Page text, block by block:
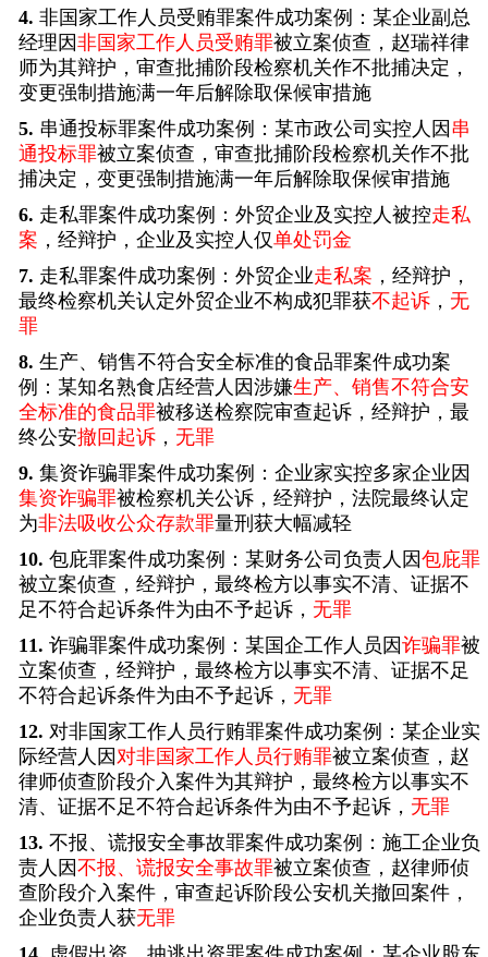
4. 非国家工作人员受贿罪案件成功案例：某企业副总
经理因非国家工作人员受贿罪被立案侦查，赵瑞祥律
师为其辩护，审查批捕阶段检察机关作不批捕决定，
变更强制措施满一年后解除取保候审措施
5. 串通投标罪案件成功案例：某市政公司实控人因 串
通投标罪被立案侦查，审查批捕阶段检察机关作不批
捕决定，变更强制措施满一年后解除取保候审措施
6. 走私罪案件成功案例：外贸企业及实控人被控走私
案 ，经辩护，企业及实控人仅单处罚金
7. 走私罪案件成功案例：外贸企业走私案 ，经辩护，
最终检察机关认定外贸企业不构成犯罪获不起诉 ， 无
罪
8. 生产、销售不符合安全标准的食品罪案件成功案
例：某知名熟食店经营人因涉嫌生产、销售不符合安
全标准的食品罪被移送检察院审查起诉，经辩护，最
终公安撤回起诉 ， 无罪
9. 集资诈骗罪案件成功案例：企业家实控多家企业因
集资诈骗罪被检察机关公诉，经辩护，法院最终认定
为非法吸收公众存款罪量刑获大幅减轻
10. 包庇罪案件成功案例：某财务公司负责人因包庇罪
被立案侦查，经辩护，最终检方以事实不清、证据不
足不符合起诉条件为由不予起诉， 无罪
11. 诈骗罪案件成功案例：某国企工作人员因诈骗罪被
立案侦查，经辩护，最终检方以事实不清、证据不足
不符合起诉条件为由不予起诉， 无罪
12. 对非国家工作人员行贿罪案件成功案例：某企业实
际经营人因对非国家工作人员行贿罪被立案侦查，赵
律师侦查阶段介入案件为其辩护，最终检方以事实不
清、证据不足不符合起诉条件为由不予起诉， 无罪
13. 不报、谎报安全事故罪案件成功案例：施工企业负
责人因不报、谎报安全事故罪被立案侦查，赵律师侦
查阶段介入案件，审查起诉阶段公安机关撤回案件，
企业负责人获无罪